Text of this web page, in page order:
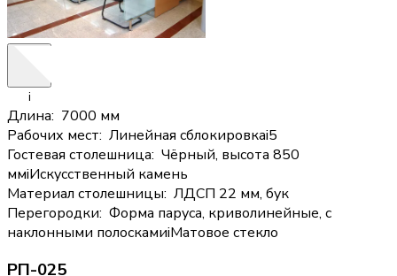
i
Длина: 7000 мм
Рабочих мест: Линейная сблокировкаi5
Гостевая столешница: Чёрный, высота 850
ммiИскусственный камень
Материал столешницы: ЛДСП 22 мм, бук
Перегородки: Форма паруса, криволинейные, с
наклонными полоскамиiМатовое стекло
РП-025